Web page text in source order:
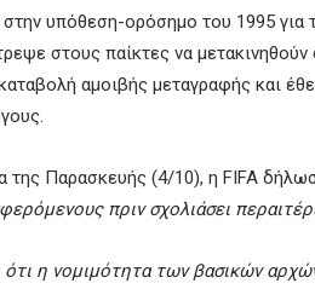
υπόθεση-ορόσημο του 1995 για
στους παίκτες να
αμοιβής μεταγραφής και
της Παρασκευής (4/10), η FIFA
πριν σχολιάσει
ότι η νομιμότητα των βασικών